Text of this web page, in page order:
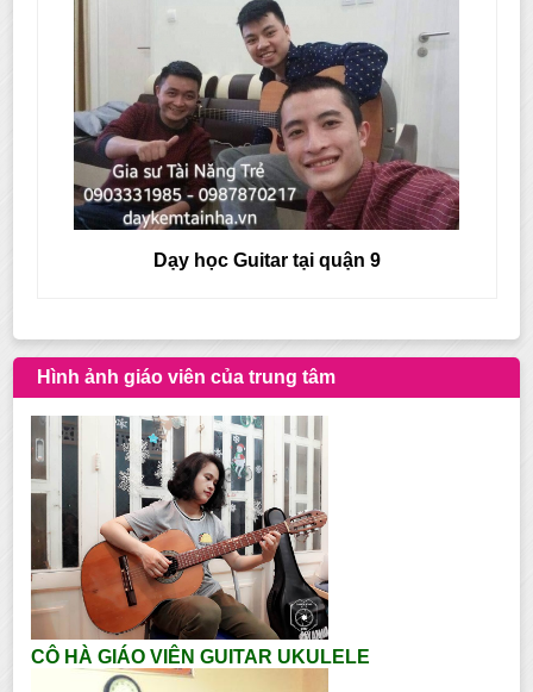
Dạy học Guitar tại quận 9
Hình ảnh giáo viên của trung tâm
CÔ HÀ GIÁO VIÊN GUITAR UKULELE